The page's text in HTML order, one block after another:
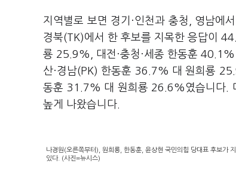
지역별로 보면 경기·인천과 충청, 영남에
경북(TK)에서 한 후보를 지목한 응답이
룡 25.9%, 대전·충청·세종 한동훈
산·경남(PK) 한동훈 36.7% 대 원희룡
동훈 31.7% 대 원희룡 26.6%였습니다.
높게 나왔습니다.
나경원(오른쪽부터), 원희룡, 한동훈, 윤상현 국민의힘 당대표 후보가
있다. (사진=뉴시스)